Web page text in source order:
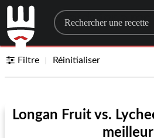
Search for a
Filtre Réinitialiser
Longan Fruit vs.